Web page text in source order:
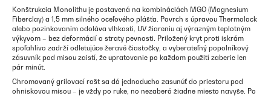
Konštrukcia Monolithu je postavená na kombináciách MGO (Magnesium
Fiberclay) a 1,5 mm silného oceľového plášťa. Povrch s úpravou Thermolack
alebo pozinkovaním odoláva vlhkosti, UV žiareniu aj výrazným teplotným
výkyvom – bez deformácií a straty pevnosti. Priložený kryt proti iskrám
spoľahlivo zadrží odletujúce žeravé čiastočky, a vyberateľný popolníkový
zásuvník pod misou zaistí, že upratovanie po každom použití zaberie len
pár minút.
Chromovaný grilovací rošt sa dá jednoducho zasunúť do priestoru pod
ohniskovou misou – je vždy po ruke, no nezaberá žiadne miesto navyše. Po